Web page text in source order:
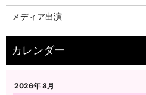
メディア出演
2026年 8月